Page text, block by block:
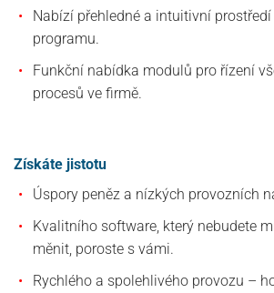
Nabízí přehledné a intuitivní prostředí
programu.
Funkční nabídka modulů pro řízení
procesů ve firmě.
Získáte jistotu
Úspory peněz a nízkých provozních
Kvalitního software, který nebudete
měnit, poroste s vámi.
Rychlého a spolehlivého provozu –